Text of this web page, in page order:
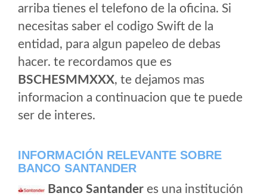
arriba tienes el telefono de la oficina. Si
necesitas saber el codigo Swift de la
entidad, para algun papeleo de debas
hacer. te recordamos que es
BSCHESMMXXX, te dejamos mas
informacion a continuacion que te puede
ser de interes.
INFORMACIÓN RELEVANTE SOBRE
BANCO SANTANDER
Banco Santander es una institución